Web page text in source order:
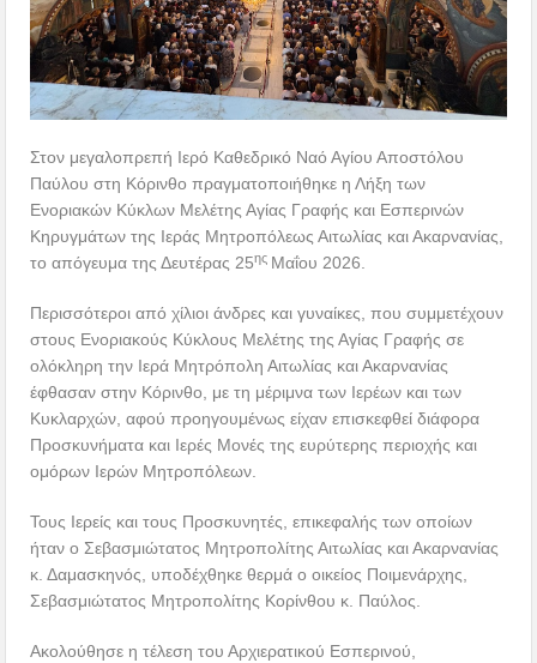
Στον μεγαλοπρεπή Ιερό Καθεδρικό Ναό Αγίου Αποστόλου
Παύλου στη Κόρινθο πραγματοποιήθηκε η Λήξη των
Ενοριακών Κύκλων Μελέτης Αγίας Γραφής και Εσπερινών
Κηρυγμάτων της Ιεράς Μητροπόλεως Αιτωλίας και Ακαρνανίας,
το απόγευμα της Δευτέρας 25ης Μαΐου 2026.
Περισσότεροι από χίλιοι άνδρες και γυναίκες, που συμμετέχουν
στους Ενοριακούς Κύκλους Μελέτης της Αγίας Γραφής σε
ολόκληρη την Ιερά Μητρόπολη Αιτωλίας και Ακαρνανίας
έφθασαν στην Κόρινθο, με τη μέριμνα των Ιερέων και των
Κυκλαρχών, αφού προηγουμένως είχαν επισκεφθεί διάφορα
Προσκυνήματα και Ιερές Μονές της ευρύτερης περιοχής και
ομόρων Ιερών Μητροπόλεων.
Τους Ιερείς και τους Προσκυνητές, επικεφαλής των οποίων
ήταν ο Σεβασμιώτατος Μητροπολίτης Αιτωλίας και Ακαρνανίας
κ. Δαμασκηνός, υποδέχθηκε θερμά ο οικείος Ποιμενάρχης,
Σεβασμιώτατος Μητροπολίτης Κορίνθου κ. Παύλος.
Ακολούθησε η τέλεση του Αρχιερατικού Εσπερινού,